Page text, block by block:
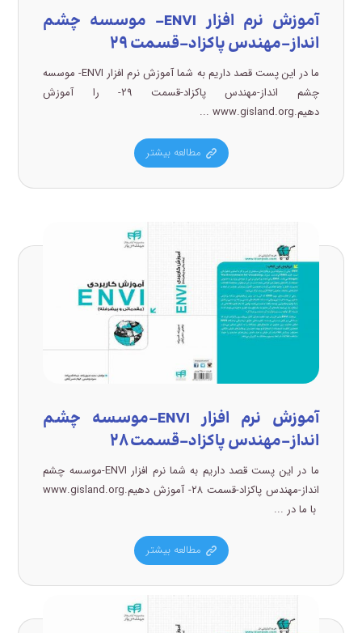
آموزش نرم افزار ENVI- موسسه چشم
انداز-مهندس پاکزاد-قسمت ۲۹
ما در این پست قصد داریم به شما آموزش نرم افزار ENVI- موسسه
چشم انداز-مهندس پاکزاد-قسمت ۲۹- را آموزش
دهیم.www.gisland.org ...
مطالعه بیشتر
آموزش نرم افزار ENVI-موسسه چشم
انداز-مهندس پاکزاد-قسمت ۲۸
ما در این پست قصد داریم به شما نرم افزار ENVI-موسسه چشم
انداز-مهندس پاکزاد-قسمت ۲۸- آموزش دهیم.www.gisland.org
با ما در ...
مطالعه بیشتر